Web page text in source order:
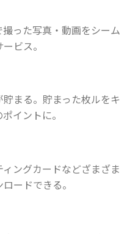
った写真・動画をシーム
ビス。
まる。貯まった枚ルをキ
イントに。
ングカードなどざまざま
ードできる。